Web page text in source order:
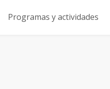
Programas y actividades